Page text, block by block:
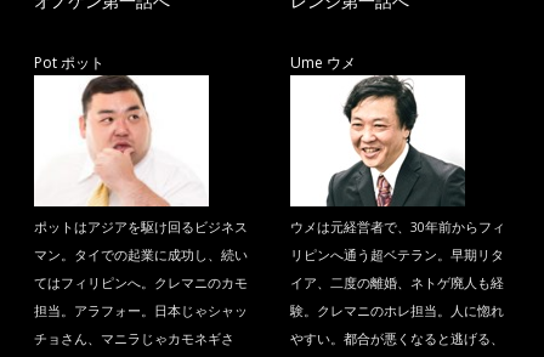
Pot ポット
ポットはアジアを駆け回るビジネス
マン。タイでの起業に成功し、続い
てはフィリピンへ。クレマニのカモ
担当。アラフォー。日本じゃシャッ
チョさん、マニラじゃカモネギさ
Ume ウメ
ウメは元経営者で、30年前からフィ
リピンへ通う超ベテラン。早期リタ
イア、二度の離婚、ネトゲ廃人も経
験。クレマニのホレ担当。人に惚れ
やすい。都合が悪くなると逃げる、